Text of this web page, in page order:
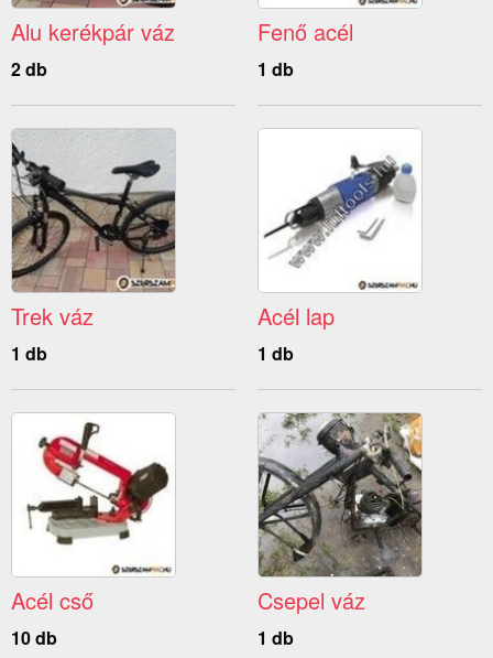
Alu kerékpár váz
2 db
Fenő acél
1 db
Trek váz
1 db
Acél lap
1 db
Acél cső
10 db
Csepel váz
1 db